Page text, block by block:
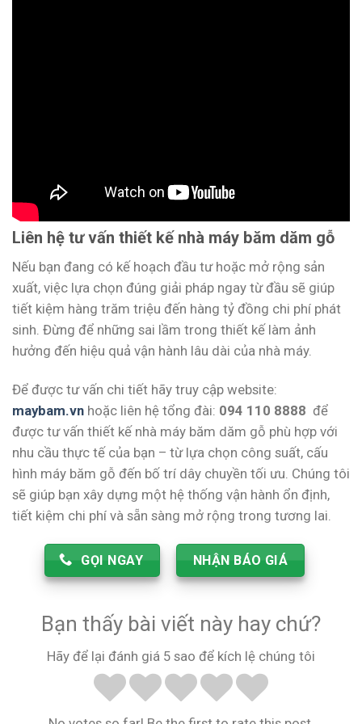
Liên hệ tư vấn thiết kế nhà máy băm dăm gỗ
Nếu bạn đang có kế hoạch đầu tư hoặc mở rộng sản
xuất, việc lựa chọn đúng giải pháp ngay từ đầu sẽ giúp
tiết kiệm hàng trăm triệu đến hàng tỷ đồng chi phí phát
sinh. Đừng để những sai lầm trong thiết kế làm ảnh
hưởng đến hiệu quả vận hành lâu dài của nhà máy.
Để được tư vấn chi tiết hãy truy cập website:
maybam.vn hoặc liên hệ tổng đài: 094 110 8888 để
được tư vấn thiết kế nhà máy băm dăm gỗ phù hợp với
nhu cầu thực tế của bạn – từ lựa chọn công suất, cấu
hình máy băm gỗ đến bố trí dây chuyền tối ưu. Chúng tôi
sẽ giúp bạn xây dựng một hệ thống vận hành ổn định,
tiết kiệm chi phí và sẵn sàng mở rộng trong tương lai.
GỌI NGAY NHẬN BÁO GIÁ
Bạn thấy bài viết này hay chứ?
Hãy để lại đánh giá 5 sao để kích lệ chúng tôi